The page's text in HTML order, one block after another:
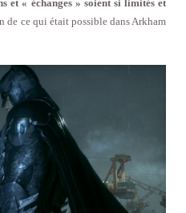
et « échanges » soient si limités et
de ce qui était possible dans Arkham